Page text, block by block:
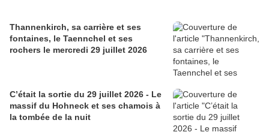
Thannenkirch, sa carrière et ses
fontaines, le Taennchel et ses
rochers le mercredi 29 juillet 2026
C’était la sortie du 29 juillet 2026 - Le
massif du Hohneck et ses chamois à
la tombée de la nuit